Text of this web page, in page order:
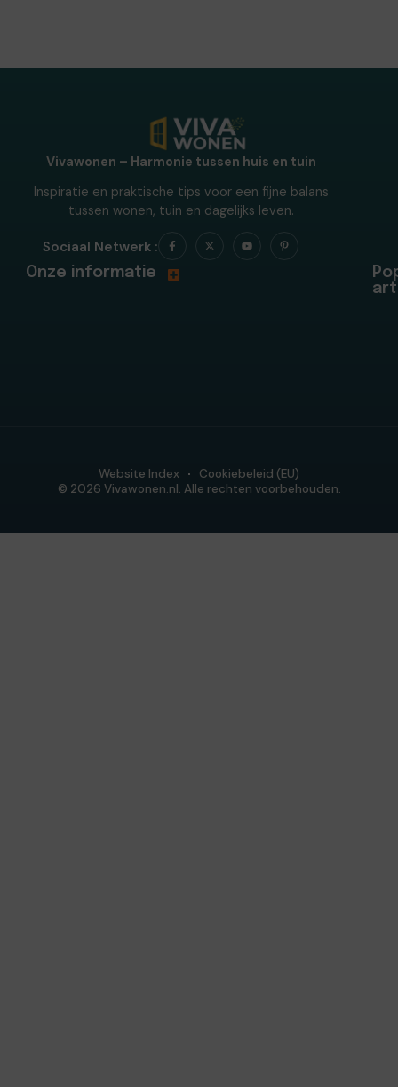
Vivawonen – Harmonie tussen huis en tuin
Inspiratie en praktische tips voor een fijne balans
tussen wonen, tuin en dagelijks leven.
Sociaal Netwerk :
Onze informatie
© 2026 Vivawonen.nl. Alle rechten voorbehouden.
Website Index Cookiebeleid (EU)